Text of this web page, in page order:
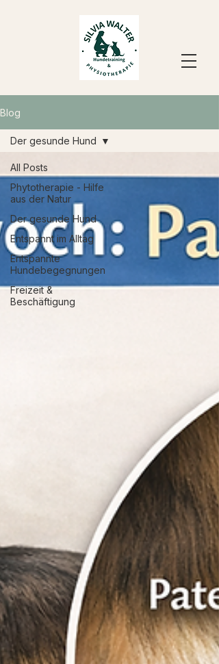
Blog
All Posts
Phytotherapie - Hilfe
aus der Natur
Der gesunde Hund
Entspannt im Alltag
Entspannte
Hundebegegnungen
Freizeit &
Beschäftigung
Der gesunde Hund